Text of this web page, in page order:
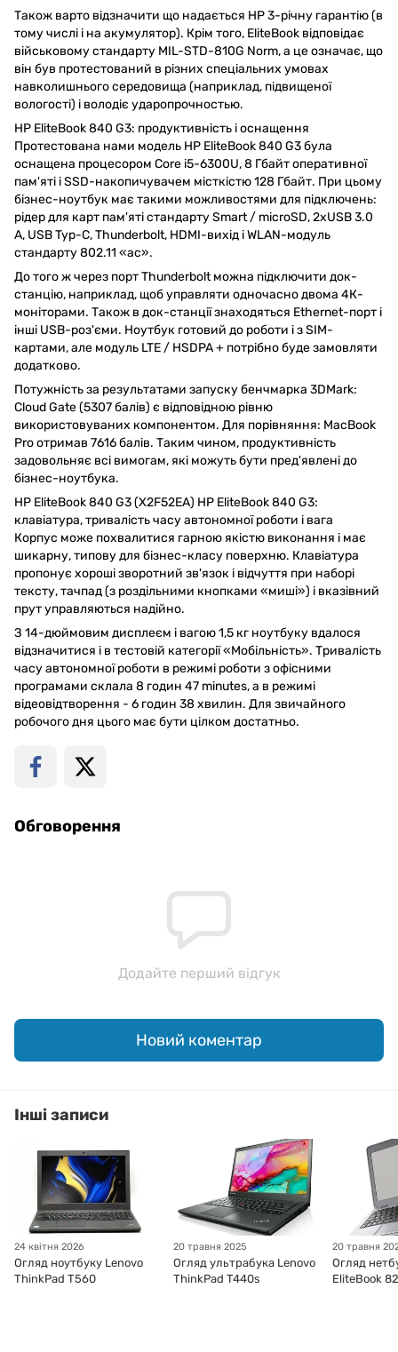
Також варто відзначити що надається HP 3-річну гарантію (в
тому числі і на акумулятор). Крім того, EliteBook відповідає
військовому стандарту MIL-STD-810G Norm, а це означає, що
він був протестований в різних спеціальних умовах
навколишнього середовища (наприклад, підвищеної
вологості) і володіє ударопрочностью.
HP EliteBook 840 G3: продуктивність і оснащення
Протестована нами модель HP EliteBook 840 G3 була
оснащена процесором Core i5-6300U, 8 Гбайт оперативної
пам'яті і SSD-накопичувачем місткістю 128 Гбайт. При цьому
бізнес-ноутбук має такими можливостями для підключень:
рідер для карт пам'яті стандарту Smart / microSD, 2xUSB 3.0
A, USB Typ-C, Thunderbolt, HDMI-вихід і WLAN-модуль
стандарту 802.11 «ac».
До того ж через порт Thunderbolt можна підключити док-
станцію, наприклад, щоб управляти одночасно двома 4К-
моніторами. Також в док-станції знаходяться Ethernet-порт і
інші USB-роз'єми. Ноутбук готовий до роботи і з SIM-
картами, але модуль LTE / HSDPA + потрібно буде замовляти
додатково.
Потужність за результатами запуску бенчмарка 3DMark:
Cloud Gate (5307 балів) є відповідною рівню
використовуваних компонентом. Для порівняння: MacBook
Pro отримав 7616 балів. Таким чином, продуктивність
задовольняє всі вимогам, які можуть бути пред'явлені до
бізнес-ноутбука.
HP EliteBook 840 G3 (X2F52EA) HP EliteBook 840 G3:
клавіатура, тривалість часу автономної роботи і вага
Корпус може похвалитися гарною якістю виконання і має
шикарну, типову для бізнес-класу поверхню. Клавіатура
пропонує хороші зворотний зв'язок і відчуття при наборі
тексту, тачпад (з роздільними кнопками «миші») і вказівний
прут управляються надійно.
З 14-дюймовим дисплеєм і вагою 1,5 кг ноутбуку вдалося
відзначитися і в тестовій категорії «Мобільність». Тривалість
часу автономної роботи в режимі роботи з офісними
програмами склала 8 годин 47 minutes, а в режимі
відеовідтворення - 6 годин 38 хвилин. Для звичайного
робочого дня цього має бути цілком достатньо.
Обговорення
Додайте перший відгук
Новий коментар
Інші записи
24 квітня 2026
Огляд ноутбуку Lenovo
ThinkPad T560
20 травня 2025
Огляд ультрабука Lenovo
ThinkPad T440s
20 травня
Огляд
EliteBook